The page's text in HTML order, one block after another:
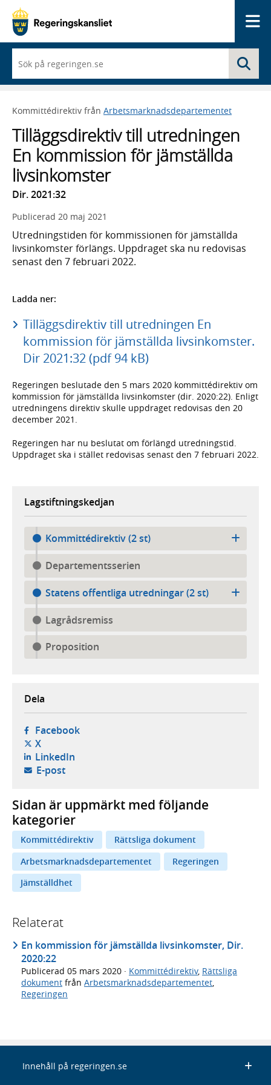
du
börjar
skriva
framträder
lista
med
sökförslag
Kommittédirektiv från Arbetsmarknadsdepartementet
Tilläggsdirektiv till utredningen
En kommission för jämställda
livsinkomster
Dir. 2021:32
Publicerad 20 maj 2021
Utredningstiden för kommissionen för jämställda
livsinkomster förlängs. Uppdraget ska nu redovisas
senast den 7 februari 2022.
Ladda ner:
Tilläggsdirektiv till utredningen En
kommission för jämställda livsinkomster.
Dir 2021:32 (pdf 94 kB)
Regeringen beslutade den 5 mars 2020 kommittédirektiv om
kommission för jämställda livsinkomster (dir. 2020:22). Enligt
utredningens direktiv skulle uppdraget redovisas den 20
december 2021.
Regeringen har nu beslutat om förlängd utredningstid.
Uppdraget ska i stället redovisas senast den 7 februari 2022.
Lagstiftningskedjan
Kommittédirektiv (2 st)
Departementsserien
Statens offentliga utredningar (2 st)
Lagrådsremiss
Proposition
Dela
Facebook- öppnas i ny flik, extern webbplats,
X- öppnas i ny flik, extern webbplats,
LinkedIn- öppnas i ny flik, extern webbplats,
E-post- öppnar din e-postklient,
Sidan är uppmärkt med följande
kategorier
Kommittédirektiv
Rättsliga dokument
Arbetsmarknadsdepartementet
Regeringen
Jämställdhet
Relaterat
En kommission för jämställda livsinkomster, Dir.
2020:22
Publicerad 05 mars 2020 · Kommittédirektiv, Rättsliga
dokument från Arbetsmarknadsdepartementet
Regeringen
Innehåll på regeringen.se